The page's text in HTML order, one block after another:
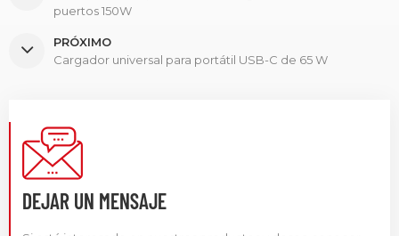
puertos 150W
PRÓXIMO
Cargador universal para portátil USB-C de 65 W
DEJAR UN MENSAJE